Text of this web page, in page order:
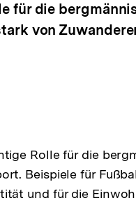
für die
von
Rolle für die
Beispiele für
und für die